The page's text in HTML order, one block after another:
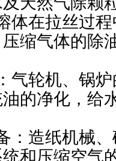
体在拉丝过
缩气体的除
气轮机、锅
的净化，给
：造纸机械
和压缩空气